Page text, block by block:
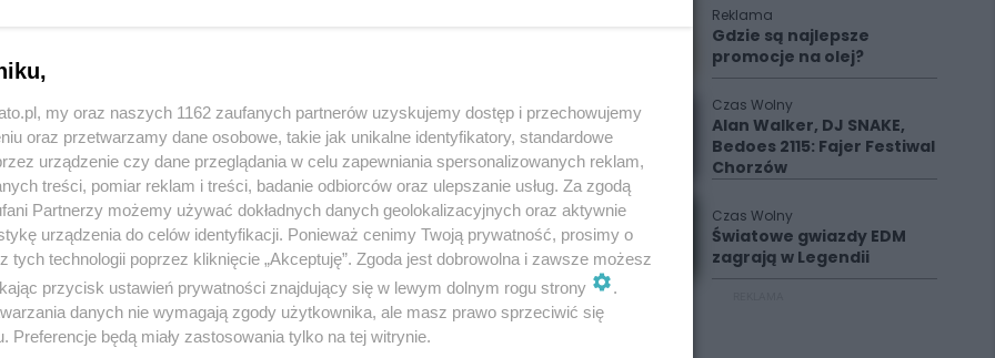
podpisze umowę z wykonawcą.
podpisanie umowy da zielone światło do
ma przyświecać idea zrównoważonej
architektonicznym przeprowadzonym we
interesującej koncepcji osiedla są architektki z
– Rurańska.
różnym etapie inwestycyjnym jest w około
lokale, które dadzą możliwość
Reklama
Gdzie są najlepsze
promocje na olej?
Czas Wolny
Alan Walker, DJ SNAKE,
Bedoes 2115: Fajer Festiwal
Chorzów
Czas Wolny
Światowe gwiazdy EDM
zagrają w Legendii
my oraz naszych 1162 zaufanych partnerów uzyskujemy dostęp i przechowujemy
oraz przetwarzamy dane osobowe, takie jak unikalne identyfikatory, standardowe
urządzenie czy dane przeglądania w celu zapewniania spersonalizowanych reklam,
treści, pomiar reklam i treści, badanie odbiorców oraz ulepszanie usług. Za zgodą
Partnerzy możemy używać dokładnych danych geolokalizacyjnych oraz aktywnie
urządzenia do celów identyfikacji. Ponieważ cenimy Twoją prywatność, prosimy o
tych technologii poprzez kliknięcie „Akceptuję”. Zgoda jest dobrowolna i zawsze możesz
przycisk ustawień prywatności znajdujący się w lewym dolnym rogu strony
.
danych nie wymagają zgody użytkownika, ale masz prawo sprzeciwić się
Preferencje będą miały zastosowania tylko na tej witrynie.